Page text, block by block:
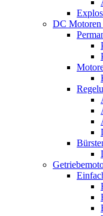
DC Motoren